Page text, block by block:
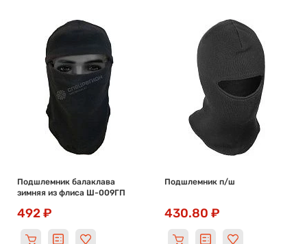
Подшлемник балаклава
зимняя из флиса Ш-009ГП
492 ₽
Подшлемник п/ш
430.80 ₽